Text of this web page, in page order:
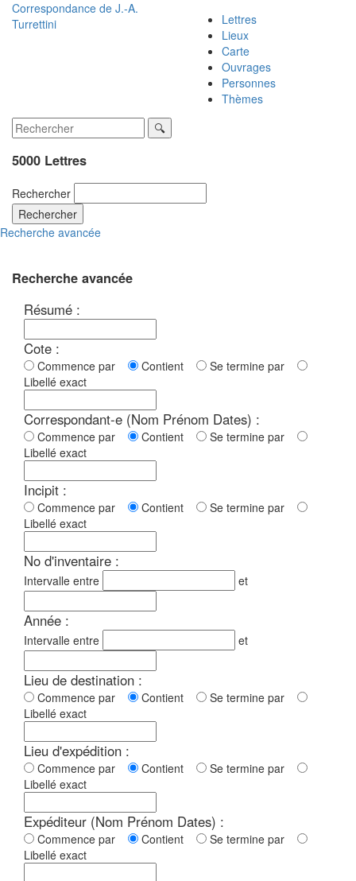
Correspondance de J.-A.
Turrettini
Lettres
Lieux
Carte
Ouvrages
Personnes
Thèmes
5000 Lettres
Rechercher
Rechercher
Recherche avancée
Recherche avancée
Résumé :
Cote :
Commence par Contient
Se termine par
Libellé exact
Correspondant-e (Nom Prénom Dates) :
Commence par Contient
Se termine par
Libellé exact
Incipit :
Commence par Contient
Se termine par
Libellé exact
No d'inventaire :
Intervalle entre et
Année :
Intervalle entre et
Lieu de destination :
Commence par Contient
Se termine par
Libellé exact
Lieu d'expédition :
Commence par Contient
Se termine par
Libellé exact
Expéditeur (Nom Prénom Dates) :
Commence par Contient
Se termine par
Libellé exact